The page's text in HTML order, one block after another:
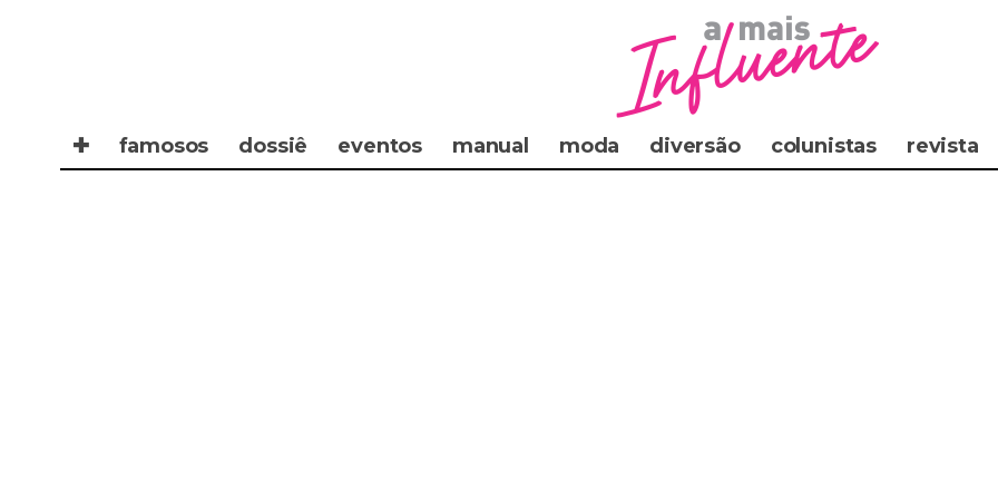
✚ famosos dossiê eventos manual moda diversão colunistas revista